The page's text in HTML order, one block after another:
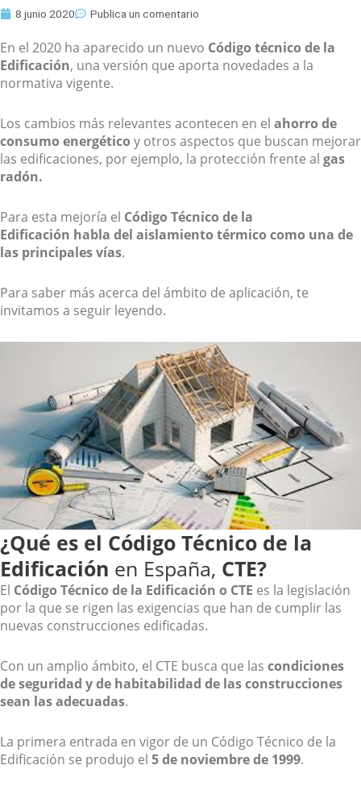
8 junio 2020 Publica un comentario
En el 2020 ha aparecido un nuevo Código técnico de la
Edificación, una versión que aporta novedades a la
normativa vigente.
Los cambios más relevantes acontecen en el ahorro de
consumo energético y otros aspectos que buscan mejorar
las edificaciones, por ejemplo, la protección frente al gas
radón.
Para esta mejoría el Código Técnico de la
Edificación habla del aislamiento térmico como una de
las principales vías.
Para saber más acerca del ámbito de aplicación, te
invitamos a seguir leyendo.
¿Qué es el Código Técnico de la
Edificación en España, CTE?
El Código Técnico de la Edificación o CTE es la legislación
por la que se rigen las exigencias que han de cumplir las
nuevas construcciones edificadas.
Con un amplio ámbito, el CTE busca que las condiciones
de seguridad y de habitabilidad de las construcciones
sean las adecuadas.
La primera entrada en vigor de un Código Técnico de la
Edificación se produjo el 5 de noviembre de 1999.